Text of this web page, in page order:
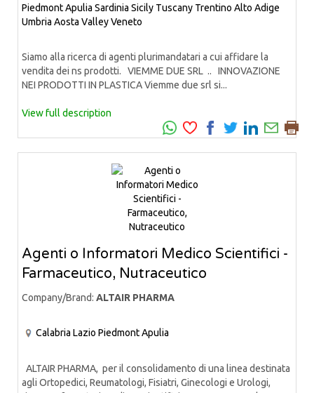
PiedmontApulia Sardinia Sicily Tuscany Trentino Alto Adige
Umbria Aosta ValleyVeneto
Siamo alla ricerca di agenti plurimandatari a cui affidare la
vendita dei ns prodotti. VIEMME DUE SRL .. INNOVAZIONE
NEI PRODOTTI IN PLASTICA Viemme due srl si...
View full description
Agenti o Informatori Medico Scientifici -
Farmaceutico, Nutraceutico
Company/Brand: ALTAIR PHARMA
Calabria Lazio PiedmontApulia
ALTAIR PHARMA, per il consolidamento di una linea destinata
agli Ortopedici, Reumatologi, Fisiatri, Ginecologi e Urologi,